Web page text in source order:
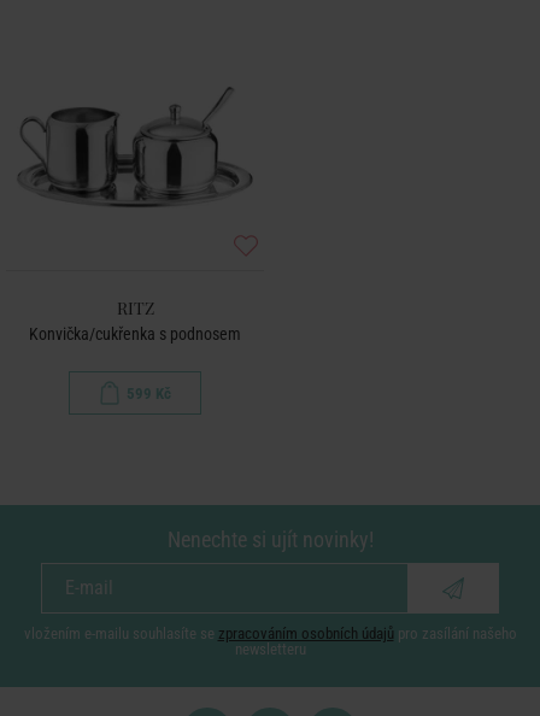
RITZ
Konvička/cukřenka s podnosem
599 Kč
Nenechte si ujít novinky!
vložením e-mailu souhlasíte se zpracováním osobních údajů pro zasílání našeho
newsletteru